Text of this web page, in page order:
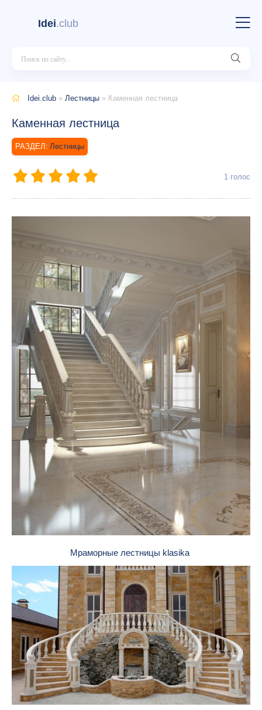
Idei.club
Idei.club » Лестницы » Каменная лестница
Каменная лестница
Лестницы
1 голос
Мраморные лестницы klasika